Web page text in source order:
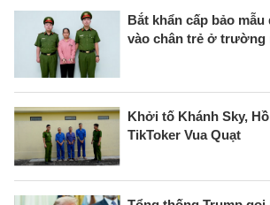
Bắt khẩn cấp bảo
vào chân trẻ ở trường
Khởi tố Khánh Sky,
TikToker Vua Quạt